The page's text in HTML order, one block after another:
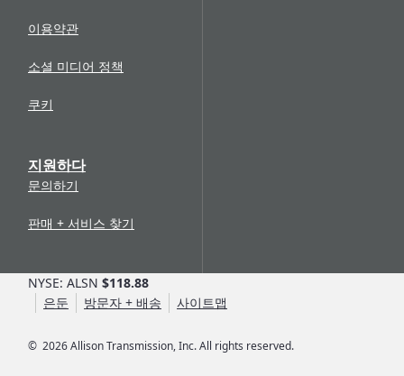
이용약관
소셜 미디어 정책
쿠키
지원하다
문의하기
판매 + 서비스 찾기
© 2026Allison Transmission, Inc. All rights reserved.
NYSE: ALSN $118.88
은둔
방문자 + 배송 사이트맵